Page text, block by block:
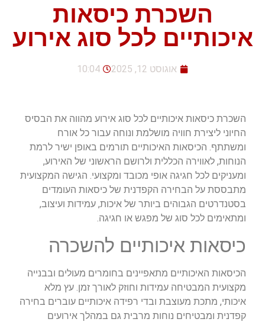
השכרת כיסאות
איכותיים לכל סוג אירוע
אוגוסט 12, 2025 10:04
השכרת כיסאות איכותיים לכל סוג אירוע מהווה את הבסיס
החיוני ליצירת חוויה מושלמת ונוחה עבור כל אורח
ומשתתף. הכיסאות האיכותיים תורמים באופן ישיר לרמת
הנוחות, לאווירה הכללית ולרושם הראשוני של האירוע,
ומעניקים לכל חגיגה אופי מכובד ומקצועי. הגישה המקצועית
מתבססת על הבחירה הקפדנית של כיסאות העומדים
בסטנדרטים הגבוהים ביותר של איכות, עמידות ועיצוב,
ומתאימים לכל סוג של מפגש או חגיגה.
כיסאות איכותיים להשכרה
הכיסאות האיכותיים מתאפיינים בחומרים מעולים ובבנייה
מקצועית המבטיחה עמידות וחוזק לאורך זמן. עץ מלא
איכותי, מתכת מעוצבת ובדי רפידה איכותיים עוברים בחירה
קפדנית ומבטיחים נוחות מרבית גם במהלך אירועים